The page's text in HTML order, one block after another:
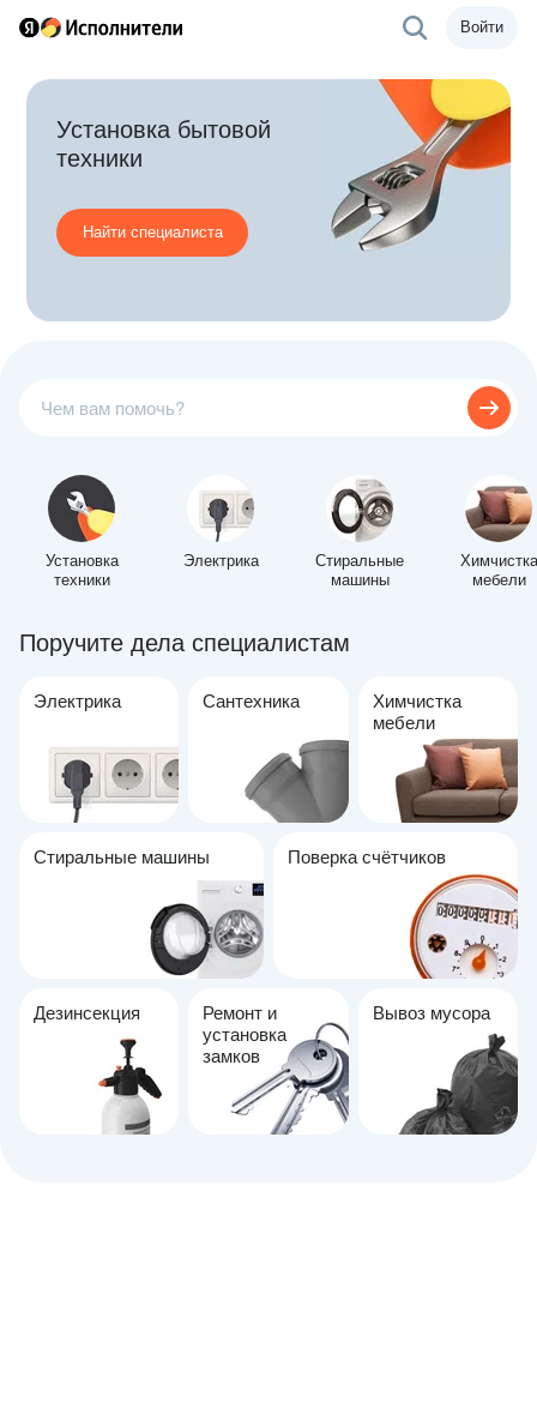
Войти
Установка бытовой
техники
Найти специалиста
Установка
техники
Электрика
Стиральные
машины
Химчистка
мебели
Поручите дела специалистам
Электрика Сантехника
Химчистка
мебели
Стиральные машины Поверка счётчиков
Дезинсекция
Ремонт и
установка
замков
Вывоз мусора